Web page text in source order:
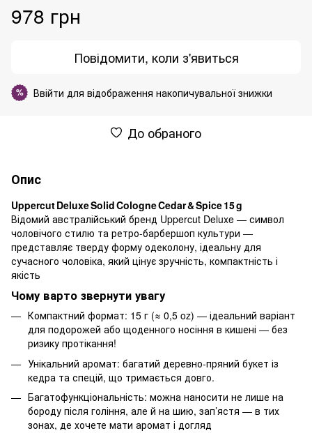
978 грн
Повідомити, коли з'явиться
% Ввійти для відображення накопичувальної знижки
До обраного
Опис
Uppercut Deluxe Solid Cologne Cedar & Spice 15 g
Відомий австралійський бренд Uppercut Deluxe — символ
чоловічого стилю та ретро-барбершоп культури —
представляє тверду форму одеколону, ідеальну для
сучасного чоловіка, який цінує зручність, компактність і
якість
Чому варто звернути увагу
Компактний формат: 15 г (≈ 0,5 oz) — ідеальний варіант
для подорожей або щоденного носіння в кишені — без
ризику протікання!
Унікальний аромат: багатий деревно-пряний букет із
кедра та спецій, що тримається довго.
Багатофункціональність: можна наносити не лише на
бороду після гоління, але й на шию, зап’ястя — в тих
зонах, де хочете мати аромат і догляд